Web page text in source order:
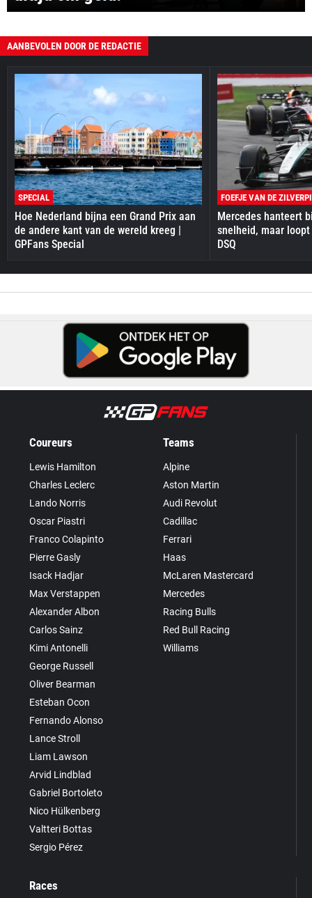
AANBEVOLEN DOOR DE REDACTIE
SPECIAL
Hoe Nederland bijna een Grand Prix aan
de andere kant van de wereld kreeg |
GPFans Special
FOEFJE VAN DE
Mercedes hanteert
snelheid, maar
DSQ
Coureurs
Lewis Hamilton
Charles Leclerc
Lando Norris
Oscar Piastri
Franco Colapinto
Pierre Gasly
Isack Hadjar
Max Verstappen
Alexander Albon
Carlos Sainz
Kimi Antonelli
George Russell
Oliver Bearman
Esteban Ocon
Fernando Alonso
Lance Stroll
Liam Lawson
Arvid Lindblad
Gabriel Bortoleto
Nico Hülkenberg
Valtteri Bottas
Sergio Pérez
Teams
Alpine
Aston Martin
Audi Revolut
Cadillac
Ferrari
Haas
McLaren Mastercard
Mercedes
Racing Bulls
Red Bull Racing
Williams
Races